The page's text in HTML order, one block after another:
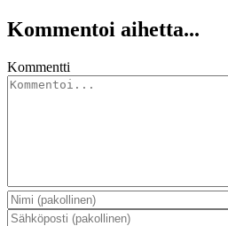
Kommentoi aihetta...
Kommentti